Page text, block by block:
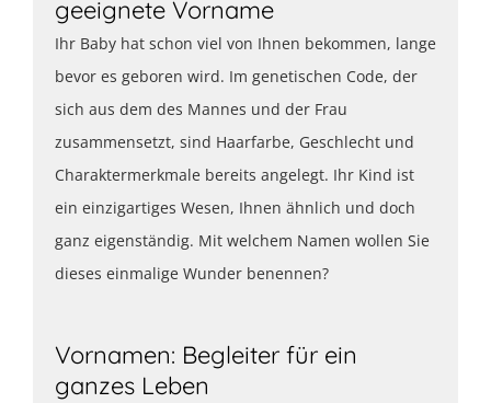
geeignete Vorname
Ihr Baby hat schon viel von Ihnen bekommen, lange
bevor es geboren wird. Im genetischen Code, der
sich aus dem des Mannes und der Frau
zusammensetzt, sind Haarfarbe, Geschlecht und
Charaktermerkmale bereits angelegt. Ihr Kind ist
ein einzigartiges Wesen, Ihnen ähnlich und doch
ganz eigenständig. Mit welchem Namen wollen Sie
dieses einmalige Wunder benennen?
Vornamen: Begleiter für ein
ganzes Leben